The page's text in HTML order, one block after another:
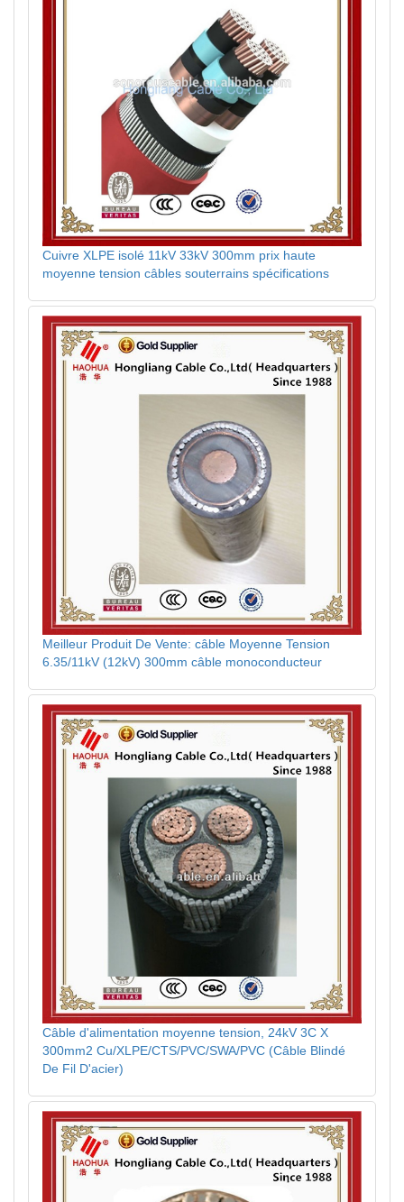
Cuivre XLPE isolé 11kV 33kV 300mm prix haute
moyenne tension câbles souterrains spécifications
Meilleur Produit De Vente: câble Moyenne Tension
6.35/11kV (12kV) 300mm câble monoconducteur
Câble d'alimentation moyenne tension, 24kV 3C X
300mm2 Cu/XLPE/CTS/PVC/SWA/PVC (Câble Blindé
De Fil D'acier)